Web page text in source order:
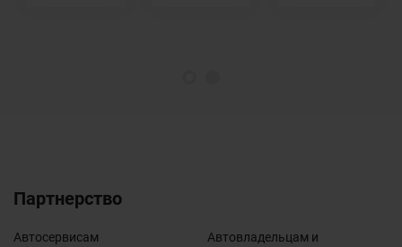
Партнерство
Автосервисам
Автовладельцам и